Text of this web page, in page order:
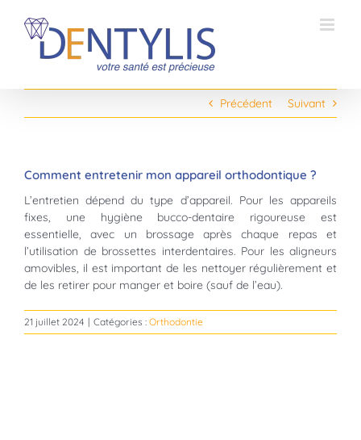
contenu
Précédent Suivant
Comment entretenir mon appareil orthodontique ?
L’entretien dépend du type d’appareil. Pour les appareils
fixes, une hygiène bucco-dentaire rigoureuse est
essentielle, avec un brossage après chaque repas et
l’utilisation de brossettes interdentaires. Pour les aligneurs
amovibles, il est important de les nettoyer régulièrement et
de les retirer pour manger et boire (sauf de l’eau).
21 juillet 2024 | Catégories : Orthodontie